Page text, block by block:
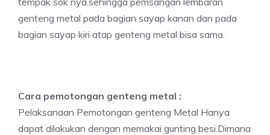
genteng metal pada bagian sayap kanan dan pada
bagian sayap kiri atap genteng metal bisa sama.
Cara pemotongan genteng metal :
Pelaksanaan Pemotongan genteng Metal Hanya
dapat dilakukan dengan memakai gunting besi.Dimana